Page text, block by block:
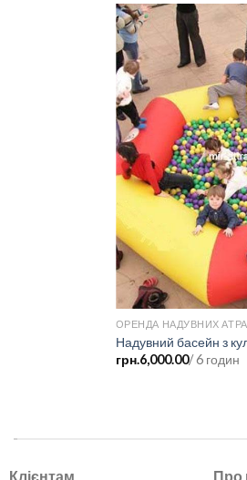
ОРЕНДА НАДУВНИХ
Надувний басейн з
грн.6,000.00/ 6 годин
Клієнтам Про